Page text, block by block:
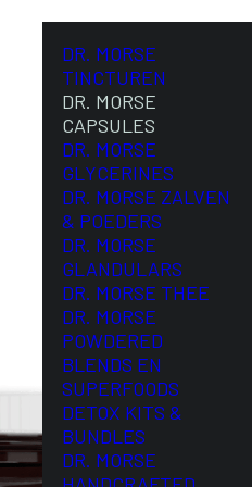
DR. MORSE
TINCTUREN
DR. MORSE
CAPSULES
DR. MORSE
GLYCERINES
DR. MORSE ZALVEN
& POEDERS
DR. MORSE
GLANDULARS
DR. MORSE THEE
DR. MORSE
POWDERED
BLENDS EN
SUPERFOODS
DETOX KITS &
BUNDLES
DR. MORSE